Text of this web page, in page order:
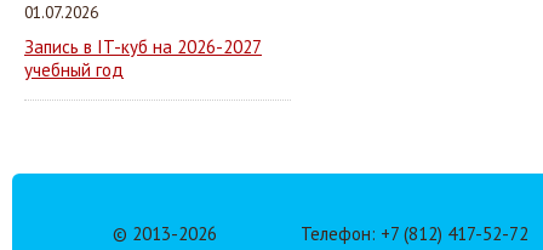
01.07.2026
Запись в IT-куб на 2026-2027
учебный год
© 2013-2026 Телефон: +7 (812) 417-52-72